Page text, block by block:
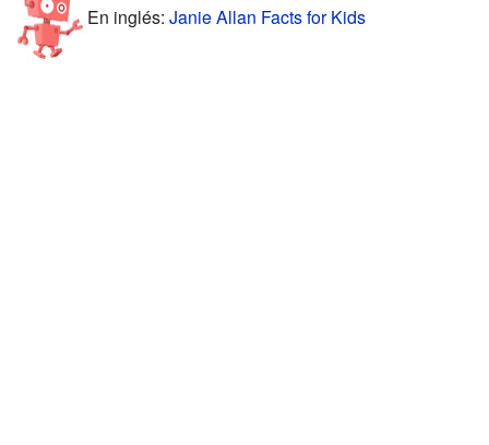
En inglés: Janie Allan Facts for Kids